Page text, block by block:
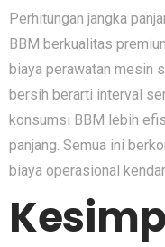
‍Pe⁠r​hi‌tung‍an jangka
BBM berk⁠ualitas
bia‌ya perawatan‍ mesin
bersih berarti interval
kon‌su​msi BBM lebih
panjang. Semu​a ini
b‍iaya opera​sio‍nal